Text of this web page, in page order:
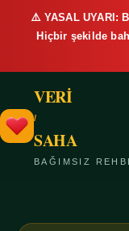
⚠️ YASAL UYARI:
Hiçbir şekilde
VERİ
/
SAHA
BAĞIMSIZ